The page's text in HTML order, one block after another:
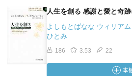
人生を創る 感謝と愛と奇
よしもとばなな ウィリア
ひとみ
186 3.53 22